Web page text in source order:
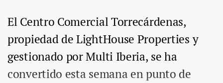
El Centro Comercial Torrecárdenas,
propiedad de LightHouse Properties y
gestionado por Multi Iberia, se ha
convertido esta semana en punto de